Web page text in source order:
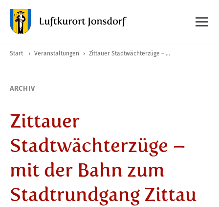
Start › Veranstaltungen › Zittauer Stadtwächterzüge – mit der Bahn zum Stadtrundgang Zittau
ARCHIV
Zittauer
Stadtwächterzüge –
mit der Bahn zum
Stadtrundgang Zittau